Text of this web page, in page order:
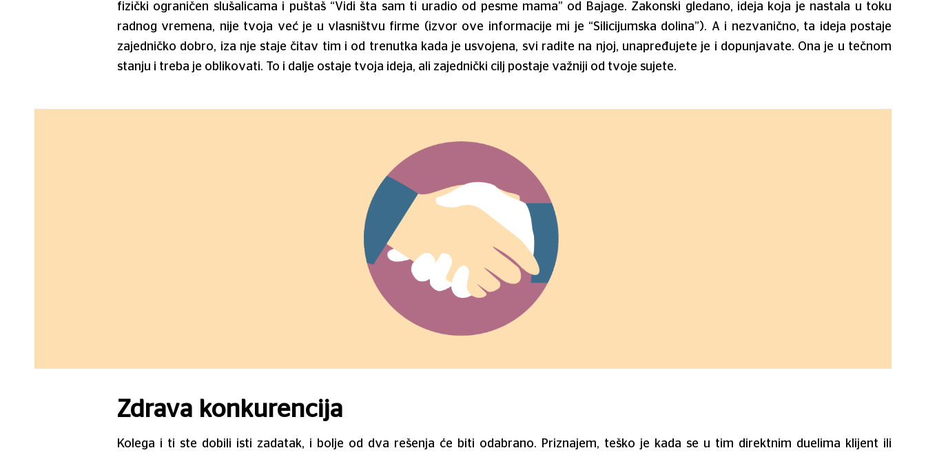
fizički ograničen slušalicama i puštaš “Vidi šta sam ti uradio od pesme mama” od Bajage. Zakonski gledano, ideja koja je nastala u toku
radnog vremena, nije tvoja već je u vlasništvu firme (izvor ove informacije mi je “Silicijumska dolina”). A i nezvanično, ta ideja postaje
zajedničko dobro, iza nje staje čitav tim i od trenutka kada je usvojena, svi radite na njoj, unapređujete je i dopunjavate. Ona je u tečnom
stanju i treba je oblikovati. To i dalje ostaje tvoja ideja, ali zajednički cilj postaje važniji od tvoje sujete.
Zdrava konkurencija
Kolega i ti ste dobili isti zadatak, i bolje od dva rešenja će biti odabrano. Priznajem, teško je kada se u tim direktnim duelima klijent ili